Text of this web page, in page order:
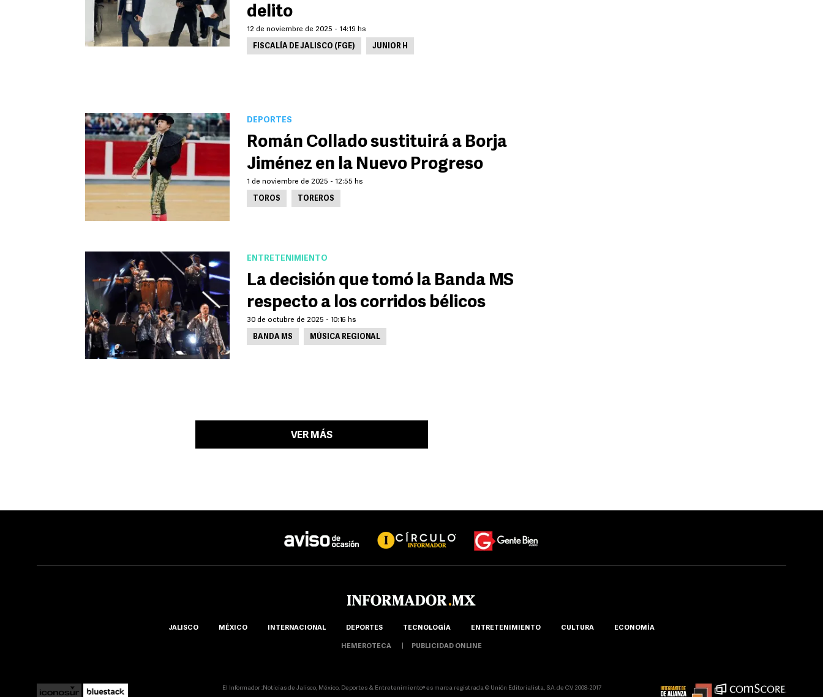
delito
12 de noviembre de 2025 - 14:19 hs
FISCALÍA DE JALISCO (FGE) JUNIOR H
DEPORTES
Román Collado sustituirá a Borja
Jiménez en la Nuevo Progreso
1 de noviembre de 2025 - 12:55 hs
TOROS TOREROS
ENTRETENIMIENTO
La decisión que tomó la Banda MS
respecto a los corridos bélicos
30 de octubre de 2025 - 10:16 hs
BANDA MS MÚSICA REGIONAL
VER MÁS
JALISCO MÉXICO INTERNACIONAL DEPORTES TECNOLOGÍA ENTRETENIMIENTO CULTURA ECONOMÍA
HEMEROTECA PUBLICIDAD ONLINE
El Informador ::Noticias de Jalisco, México, Deportes & Entretenimiento® es marca registrada © Unión Editorialista, S.A. de C.V. 2008-2017